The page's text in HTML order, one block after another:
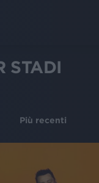
STADI
Più recenti